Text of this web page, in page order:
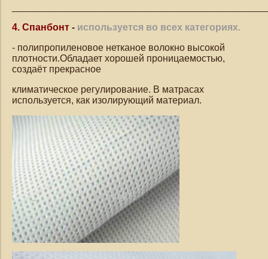
4. Спанбонт - используется во всех категориях.
- полипропиленовое нетканое волокно высокой
плотности.Обладает хорошей проницаемостью,
создаёт прекрасное
климатическое регулирование. В матрасах
используется, как изолирующий материал.